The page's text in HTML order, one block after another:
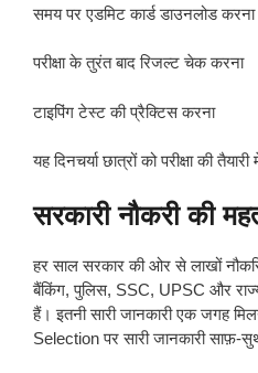
समय पर एडमिट कार्ड डाउनलोड करना
परीक्षा के तुरंत बाद रिजल्ट चेक करना
टाइपिंग टेस्ट की प्रैक्टिस करना
यह दिनचर्या छात्रों को परीक्षा की
सरकारी नौकरी की
हर साल सरकार की ओर से लाखों
बैंकिंग, पुलिस, SSC, UPSC और राज्य
हैं। इतनी सारी जानकारी एक जगह
Selection पर सारी जानकारी साफ़-